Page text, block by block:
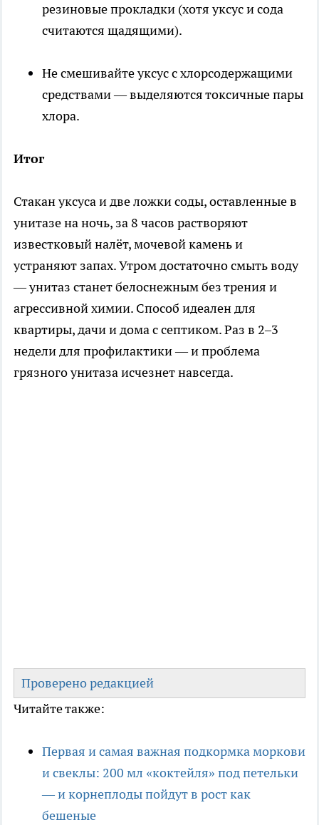
резиновые прокладки (хотя уксус и сода
считаются щадящими).
Не смешивайте уксус с хлорсодержащими
средствами — выделяются токсичные пары
хлора.
Итог
Стакан уксуса и две ложки соды, оставленные в
унитазе на ночь, за 8 часов растворяют
известковый налёт, мочевой камень и
устраняют запах. Утром достаточно смыть воду
— унитаз станет белоснежным без трения и
агрессивной химии. Способ идеален для
квартиры, дачи и дома с септиком. Раз в 2–3
недели для профилактики — и проблема
грязного унитаза исчезнет навсегда.
Проверено редакцией
Читайте также:
Первая и самая важная подкормка моркови
и свеклы: 200 мл «коктейля» под петельки
— и корнеплоды пойдут в рост как
бешеные